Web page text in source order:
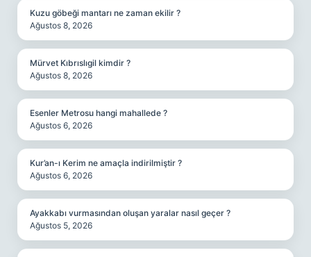
Kuzu göbeği mantarı ne zaman ekilir ?
Ağustos 8, 2026
Mürvet Kıbrıslıgil kimdir ?
Ağustos 8, 2026
Esenler Metrosu hangi mahallede ?
Ağustos 6, 2026
Kur’an-ı Kerim ne amaçla indirilmiştir ?
Ağustos 6, 2026
Ayakkabı vurmasından oluşan yaralar nasıl geçer ?
Ağustos 5, 2026